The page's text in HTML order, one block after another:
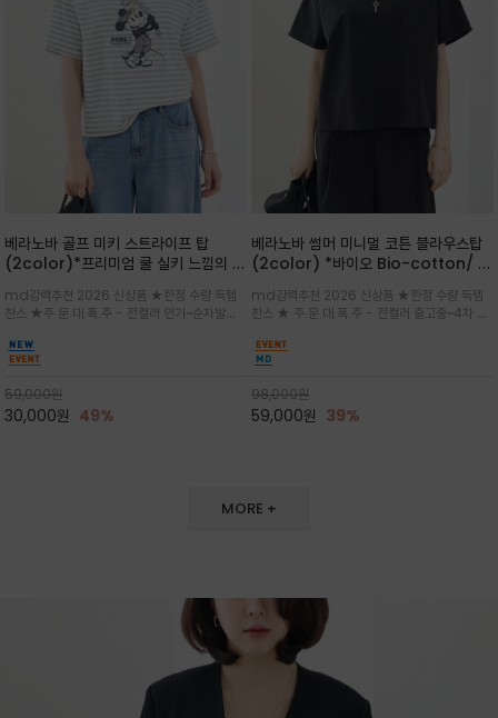
베라노바 골프 미키 스트라이프 탑
(2color)*프리미엄 쿨 실키 느낌의 폴
내 ★골프 미키티 포함 구매및 20만원
넘는 구매고객님께는 타이틀리스트 베라
노바 골프공 2피스 3구 증정(소진시 마
감)★
md강력추천 2026 신상품 ★한정 수량 득템
찬스 ★주.문.대.폭.주 - 전컬러 인기~순차발송
이프가 산뜻한 컬러감을 연출/안정감 있는 라운
드 넥라인과 여유있는 스탠다드 핏으로 여름내내
이쁘게 입으세요 ^^
59,000원
30,000원 49%
베라노바 썸머 미니멀 코튼 블라우스탑
(2color) *바이오 Bio-cotton/ 시
럼 편안하지만 블라우스처럼 단정한 무
드가 느껴지는 코튼 블라우스 탑
md강력추천 2026 신상품 ★한정 수량 득템
찬스 ★ 주.문.대.폭.주 - 전컬러 출고중~4차 리
볍게 퍼지는 박시한 실루엣과 크롭 기장이 하체
를 길어 보이게 해주며 와이드 팬츠와 셋업
98,000원
59,000원 39%
MORE +